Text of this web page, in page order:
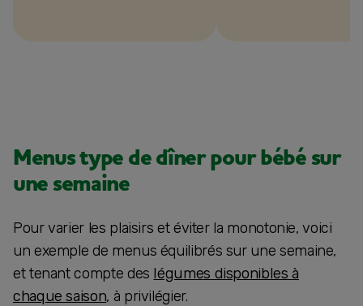
Menus type de dîner pour bébé sur
une semaine
Pour varier les plaisirs et éviter la monotonie, voici
un exemple de menus équilibrés sur une semaine,
et tenant compte des ​​légumes disponibles à
chaque saison, à privilégier.